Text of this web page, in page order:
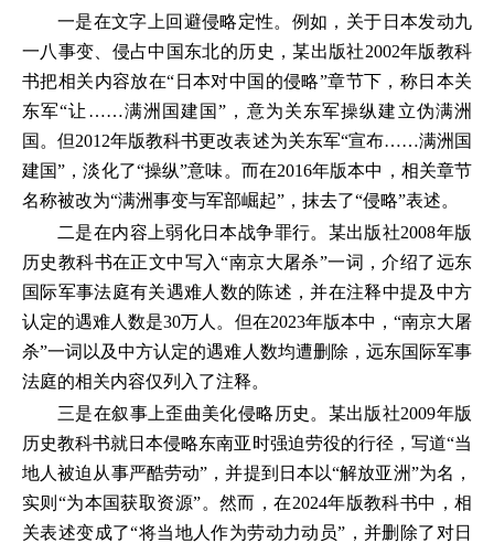
一是在文字上回避侵略定性。例如，关于日本发动九
一八事变、侵占中国东北的历史，某出版社2002年版教科
书把相关内容放在“日本对中国的侵略”章节下，称日本关
东军“让……满洲国建国”，意为关东军操纵建立伪满洲
国。但2012年版教科书更改表述为关东军“宣布……满洲国
建国”，淡化了“操纵”意味。而在2016年版本中，相关章节
名称被改为“满洲事变与军部崛起”，抹去了“侵略”表述。
二是在内容上弱化日本战争罪行。某出版社2008年版
历史教科书在正文中写入“南京大屠杀”一词，介绍了远东
国际军事法庭有关遇难人数的陈述，并在注释中提及中方
认定的遇难人数是30万人。但在2023年版本中，“南京大屠
杀”一词以及中方认定的遇难人数均遭删除，远东国际军事
法庭的相关内容仅列入了注释。
三是在叙事上歪曲美化侵略历史。某出版社2009年版
历史教科书就日本侵略东南亚时强迫劳役的行径，写道“当
地人被迫从事严酷劳动”，并提到日本以“解放亚洲”为名，
实则“为本国获取资源”。然而，在2024年版教科书中，相
关表述变成了“将当地人作为劳动力动员”，并删除了对日